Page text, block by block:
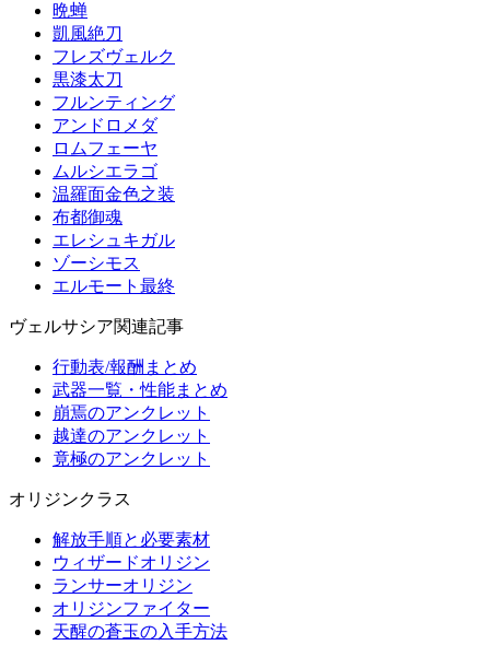
晩蝉
凱風絶刀
フレズヴェルク
黒漆太刀
フルンティング
アンドロメダ
ロムフェーヤ
ムルシエラゴ
温羅面金色之装
布都御魂
エレシュキガル
ゾーシモス
エルモート最終
ヴェルサシア関連記事
行動表/報酬まとめ
武器一覧・性能まとめ
崩焉のアンクレット
越達のアンクレット
竟極のアンクレット
オリジンクラス
解放手順と必要素材
ウィザードオリジン
ランサーオリジン
オリジンファイター
天醒の蒼玉の入手方法